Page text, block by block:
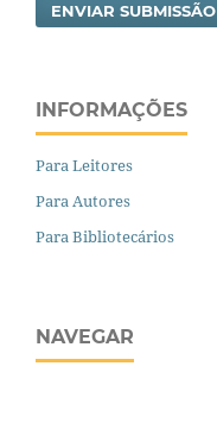
ENVIAR SUBMISSÃO
INFORMAÇÕES
Para Leitores
Para Autores
Para Bibliotecários
NAVEGAR